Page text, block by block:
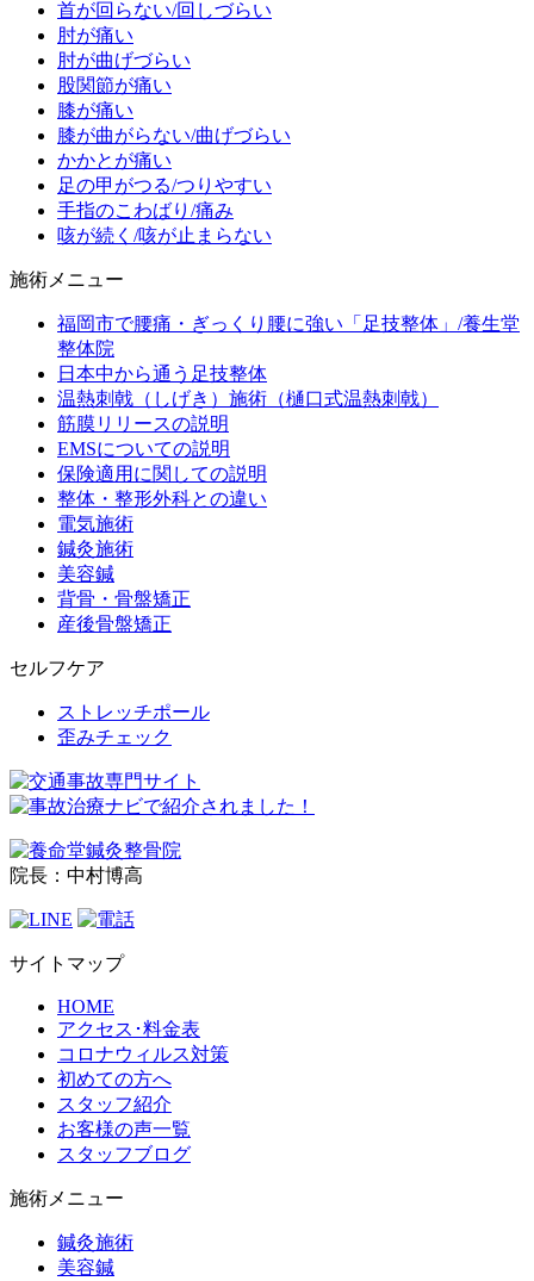
首が回らない/回しづらい
肘が痛い
肘が曲げづらい
股関節が痛い
膝が痛い
膝が曲がらない/曲げづらい
かかとが痛い
足の甲がつる/つりやすい
手指のこわばり/痛み
咳が続く/咳が止まらない
施術メニュー
福岡市で腰痛・ぎっくり腰に強い「足技整体」/養生堂
整体院
日本中から通う足技整体
温熱刺戟（しげき）施術（樋口式温熱刺戟）
筋膜リリースの説明
EMSについての説明
保険適用に関しての説明
整体・整形外科との違い
電気施術
鍼灸施術
美容鍼
背骨・骨盤矯正
産後骨盤矯正
セルフケア
ストレッチポール
歪みチェック
院長：中村博高
サイトマップ
HOME
アクセス･料金表
コロナウィルス対策
初めての方へ
スタッフ紹介
お客様の声一覧
スタッフブログ
施術メニュー
鍼灸施術
美容鍼